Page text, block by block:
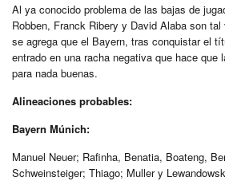
Al ya conocido problema de las bajas de
Robben, Franck Ribery y David Alaba son
se agrega que el Bayern, tras conquistar el
entrado en una racha negativa que hace que
para nada buenas.
Alineaciones probables:
Bayern Múnich:
Manuel Neuer; Rafinha, Benatia, Boateng,
Schweinsteiger; Thiago; Muller y